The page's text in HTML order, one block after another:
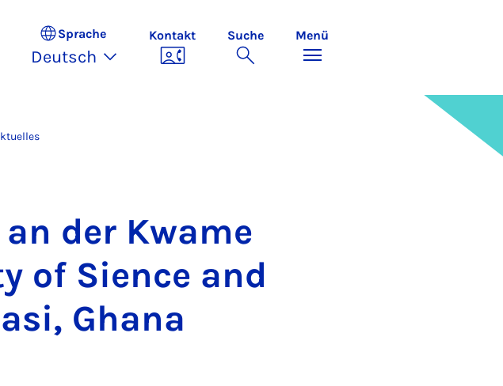
Sprache
Deutsch
Kontakt Suche Menü
der Kwa­me
of Sience and
Gha­na